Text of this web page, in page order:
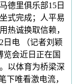
德里俱乐部15日
式完成；人平易
热诚换取信赖，
日电 （记者刘颖
会近日正在国
以体育为桥梁深
下唯看激电流，